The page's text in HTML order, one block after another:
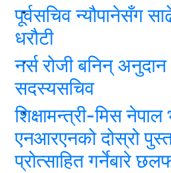
पूर्वसचिव न्यौपानेसँग
धरौटी
नर्स रोजी बनिन्
सदस्यसचिव
शिक्षामन्त्री-मिस
एनआरएनको दोस्रो
प्रोत्साहित गर्नेबारे